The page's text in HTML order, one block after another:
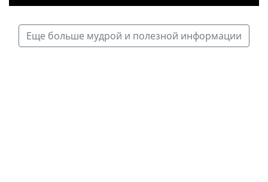
Еще больше мудрой и полезной информации